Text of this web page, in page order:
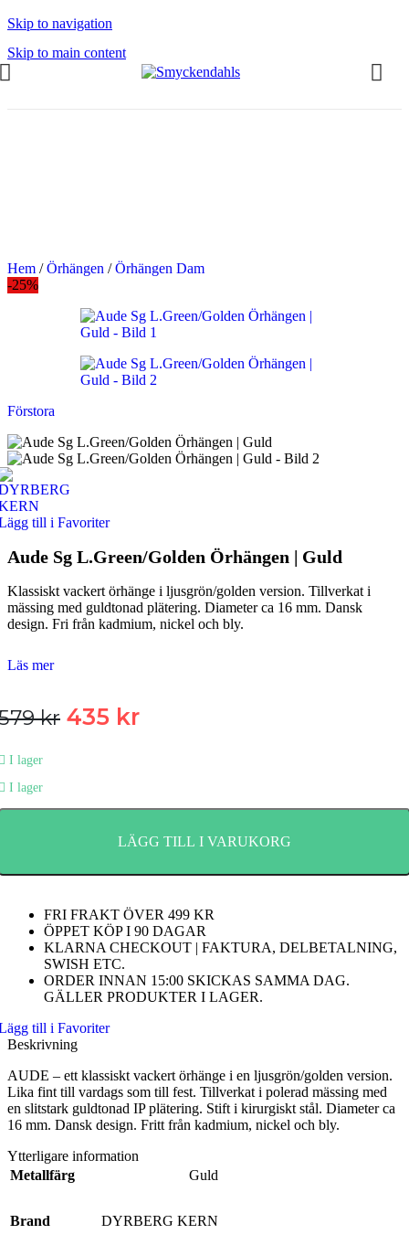
Skip to navigation
Skip to main content
Hem / Örhängen / Örhängen Dam
-25%
Förstora
till i Favoriter
Aude Sg L.Green/Golden Örhängen | Guld
Klassiskt vackert örhänge i ljusgrön/golden version. Tillverkat i
mässing med guldtonad plätering. Diameter ca 16 mm. Dansk
design. Fri från kadmium, nickel och bly.
Läs mer
kr Det
435 krDet
I lager
I lager
LÄGG TILL I VARUKORG
FRI FRAKT ÖVER 499 KR
ÖPPET KÖP I 90 DAGAR
KLARNA CHECKOUT | FAKTURA, DELBETALNING,
SWISH ETC.
ORDER INNAN 15:00 SKICKAS SAMMA DAG.
GÄLLER PRODUKTER I LAGER.
till i Favoriter
Beskrivning
AUDE – ett klassiskt vackert örhänge i en ljusgrön/golden version.
Lika fint till vardags som till fest. Tillverkat i polerad mässing med
en slitstark guldtonad IP plätering. Stift i kirurgiskt stål. Diameter ca
16 mm. Dansk design. Fritt från kadmium, nickel och bly.
Ytterligare information
Metallfärg
Guld
Brand DYRBERG KERN